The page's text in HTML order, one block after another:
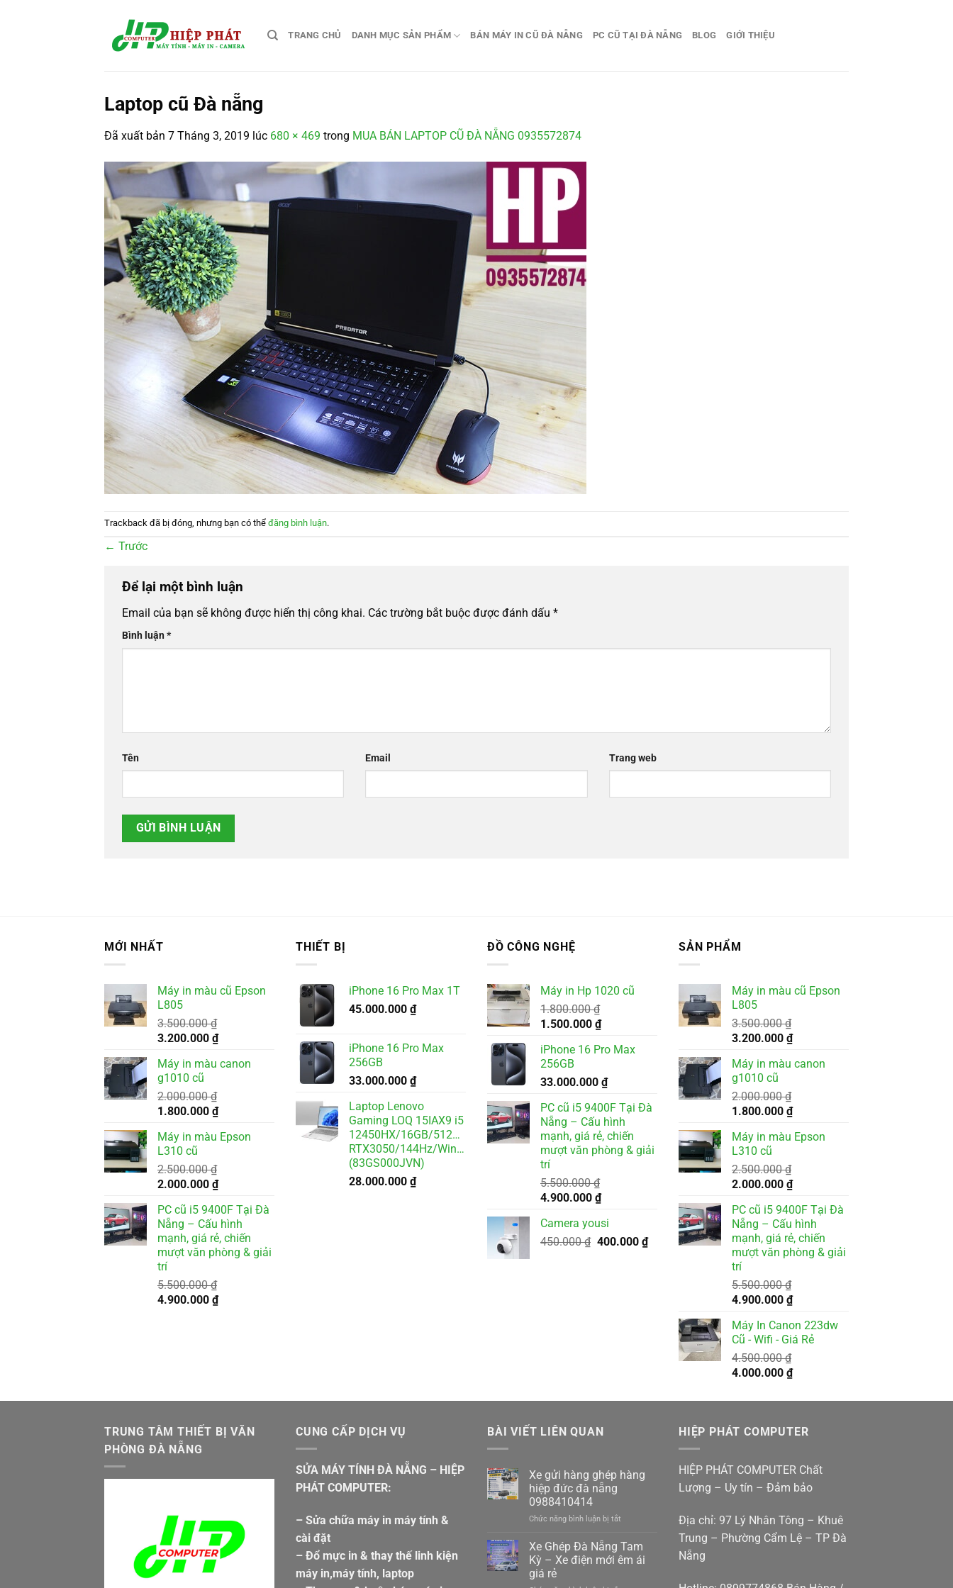
TRANG CHỦ DANH MỤC SẢN PHẨM BÁN MÁY IN CŨ ĐÀ NẴNG PC CŨ TẠI ĐÀ NẴNG BLOG GIỚI THIỆU
Laptop cũ Đà nẵng
Đã xuất bản 7 Tháng 3, 2019 lúc 680 × 469 trong MUA BÁN LAPTOP CŨ ĐÀ NẴNG 0935572874
Trackback đã bị đóng, nhưng bạn có thể đăng bình luận.
← Trước
Để lại một bình luận
Email của bạn sẽ không được hiển thị công khai. Các trường bắt buộc được đánh dấu *
Bình luận*
Tên Email Trang web
MỚI NHẤT
Máy in màu cũ Epson
L805
3.500.000₫
Giá
là:
3.500.000 ₫.
3.200.000 ₫Giá
tại
Máy in màu canon
g1010 cũ
2.000.000₫
Giá
là:
2.000.000 ₫.
1.800.000 ₫Giá
tại
Máy in màu Epson
L310 cũ
2.500.000₫
Giá
là:
2.500.000 ₫.
2.000.000 ₫Giá
tại
là:
2.000.000 ₫.
PC cũ i5 9400F Tại Đà
Nẵng – Cấu hình
mạnh, giá rẻ, chiến
mượt văn phòng & giải
trí
5.500.000₫
Giá
4.900.000 ₫Giá
THIẾT BỊ
iPhone 16 Pro Max 1T
45.000.000 ₫
iPhone 16 Pro Max
256GB
33.000.000 ₫
Laptop Lenovo
Gaming LOQ 15IAX9 i5
12450HX/16GB/512GB/6GB
RTX3050/144Hz/Win11
(83GS000JVN)
28.000.000 ₫
ĐỒ CÔNG NGHỆ
Máy in Hp 1020 cũ
1.800.000₫
Giá
là:
1.800.000 ₫.
1.500.000 ₫Giá
tại
1.500.000 ₫.
iPhone 16 Pro Max
256GB
33.000.000 ₫
PC cũ i5 9400F Tại Đà
Nẵng – Cấu hình
mạnh, giá rẻ, chiến
mượt văn phòng & giải
trí
5.500.000₫
Giá
là:
5.500.000 ₫.
4.900.000 ₫Giá
tại
là:
Camera yousi
450.000₫ Giá
400.000 ₫Giá
SẢN PHẨM
Máy in màu cũ Epson
L805
3.500.000₫
Giá
là:
3.500.000 ₫.
3.200.000 ₫Giá
tại
Máy in màu canon
g1010 cũ
2.000.000₫
Giá
là:
2.000.000 ₫.
1.800.000 ₫Giá
tại
Máy in màu Epson
L310 cũ
2.500.000₫
Giá
là:
2.500.000 ₫.
2.000.000 ₫Giá
tại
là:
2.000.000 ₫.
PC cũ i5 9400F Tại Đà
Nẵng – Cấu hình
mạnh, giá rẻ, chiến
mượt văn phòng & giải
trí
5.500.000₫
Giá
là:
5.500.000 ₫.
4.900.000 ₫Giá
tại
là:
Máy In Canon 223dw
Cũ - Wifi - Giá Rẻ
4.500.000₫
Giá
là:
4.000.000 ₫Giá
tại
4.000.000 ₫.
TRUNG TÂM THIẾT BỊ VĂN
PHÒNG ĐÀ NẴNG
CUNG CẤP DỊCH VỤ
SỬA MÁY TÍNH ĐÀ NẴNG – HIỆP
PHÁT COMPUTER:
– Sửa chữa máy in máy tính &
cài đặt
– Đổ mực in & thay thế linh kiện
máy in,máy tính, laptop
BÀI VIẾT LIÊN QUAN
Xe gửi hàng ghép hàng
hiệp đức đà nẵng
0988410414
Chức năng bình luận bị tắt
gửi
hàng
ghép
Xe Ghép Đà Nẵng Tam
Kỳ – Xe điện mới êm ái
giá rẻ
HIỆP PHÁT COMPUTER
HIỆP PHÁT COMPUTER Chất
Lượng – Uy tín – Đảm bảo
Địa chỉ: 97 Lý Nhân Tông – Khuê
Trung – Phường Cẩm Lệ – TP Đà
Nẵng